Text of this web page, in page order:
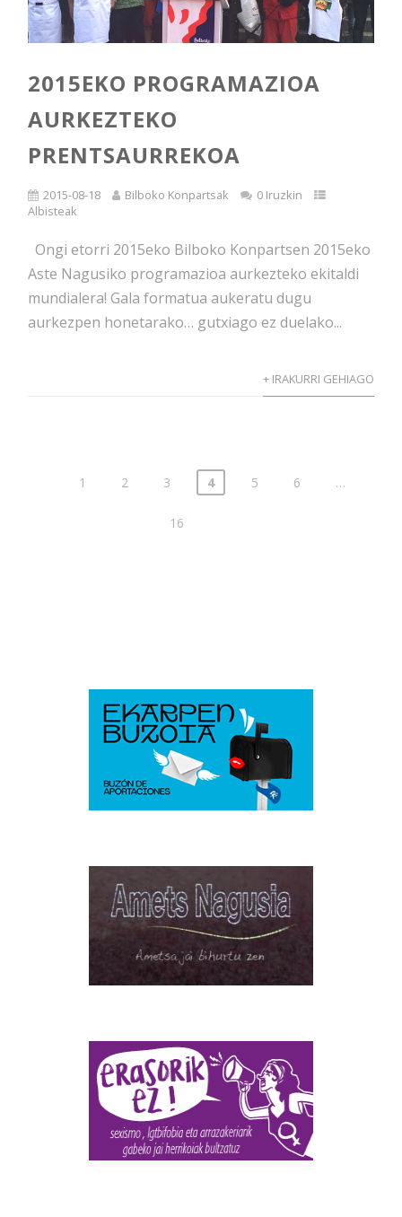
2015EKO PROGRAMAZIOA
AURKEZTEKO
PRENTSAURREKOA
2015-08-18 Bilboko Konpartsak
0 Iruzkin
Albisteak
Ongi etorri 2015eko Bilboko Konpartsen 2015eko
Aste Nagusiko programazioa aurkezteko ekitaldi
mundialera! Gala formatua aukeratu dugu
aurkezpen honetarako… gutxiago ez duelako...
+ IRAKURRI GEHIAGO
1 2 3 4 5 6 …
16